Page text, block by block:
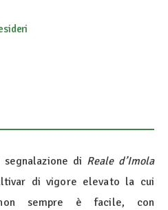
segnalazione di Reale d’Imola
di vigore elevato la cui
sempre è facile, con